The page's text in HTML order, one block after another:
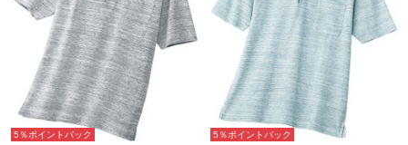
5％ポイントバック
5％ポイントバック